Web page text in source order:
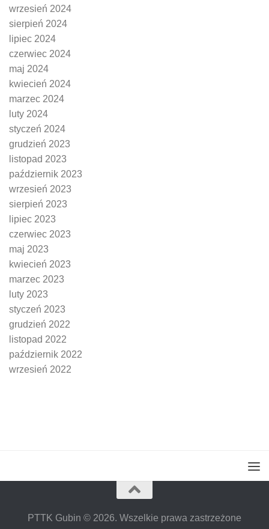
wrzesień 2024
sierpień 2024
lipiec 2024
czerwiec 2024
maj 2024
kwiecień 2024
marzec 2024
luty 2024
styczeń 2024
grudzień 2023
listopad 2023
październik 2023
wrzesień 2023
sierpień 2023
lipiec 2023
czerwiec 2023
maj 2023
kwiecień 2023
marzec 2023
luty 2023
styczeń 2023
grudzień 2022
listopad 2022
październik 2022
wrzesień 2022
PTTK Gubin © 2026. Wszelkie prawa zastrzeżone